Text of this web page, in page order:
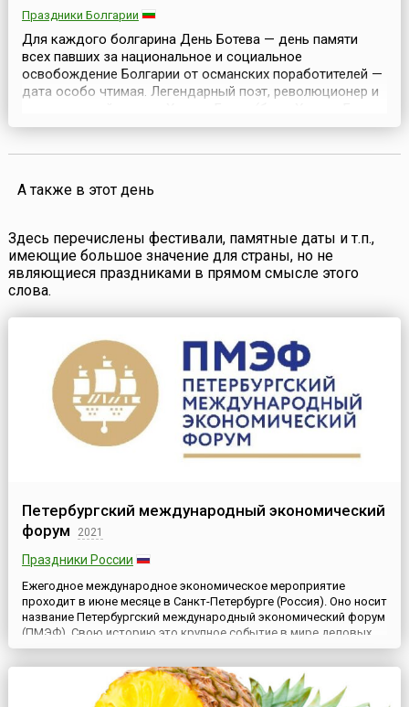
Праздники Болгарии
Для каждого болгарина День Ботева — день памяти
всех павших за национальное и социальное
освобождение Болгарии от османских поработителей —
дата особо чтимая. Легендарный поэт, революционер и
6 января 1849 – 1 июня 1876) — национальный герой
А также в этот день
Здесь перечислены фестивали, памятные даты и т.п.,
имеющие большое значение для страны, но не
являющиеся праздниками в прямом смысле этого
слова.
Петербургский международный экономический
форум
2021
Праздники России
Ежегодное международное экономическое мероприятие
проходит в июне месяце в Санкт-Петербурге (Россия). Оно носит
название Петербургский международный экономический форум
(ПМЭФ). Свою историю это крупное событие в мире деловых
экономических отношений ведёт с 1997 года, когда оно было
впервые проведено в Северной столице. Основные задачи
форума – решение вопросов экономической сферы,
преодоление ...